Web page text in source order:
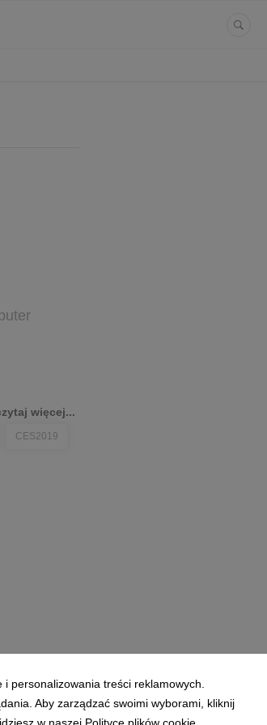
więcej...
CES2019
personalizowania treści reklamowych.
Aby zarządzać swoimi wyborami, kliknij